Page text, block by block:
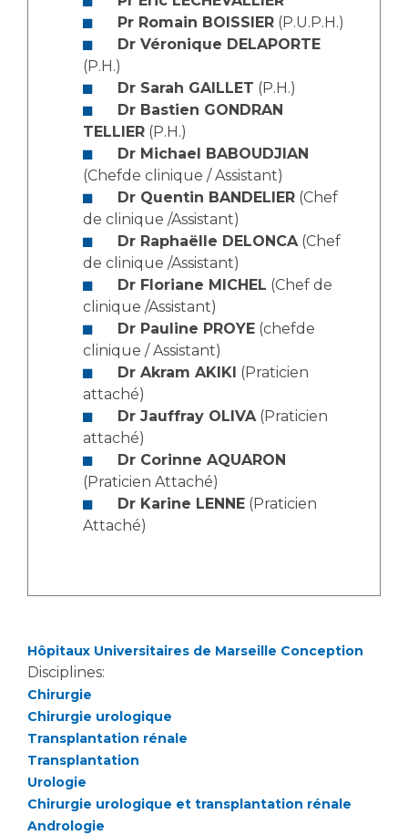
Salon des familles
Transports sanitaires
Vos droits, vos devoirs
Handicap
Handi 13
Pôle Médecine Physique et Réadaptation
Accueil sourds et malentendants
Charte Romain Jacob
Mouvement Parcours Handicap 13
Activité physique
Cancer
Médecine nucléaire
Vos représentants
La Commission Des Usagers (CDU)
Les Comités Locaux des Usagers
Le projet des usagers
Les structures de recherche
Écoles et Instituts de Formation
Plateforme des internes
Professionnels de santé
Adresser un patient
Réseaux de soins
Adresser un examen au Laboratoire de Biologie
Médicale
Radiologie / Imagerie
Cancérologie
Les pôles d'activité médicale
Anatomie et Cytologie Pathologiques
Adresser un examen au Laboratoire d'Infectiologie
Centres de référence Maladies Rares
Plateforme d'Expertise Maladies Rares
Dossiers de presse
Médiathèque
Fournisseurs
Rôles et missions
Liste des marchés conclus
Pr Romain BOISSIER (P.U.P.H.)
Dr Véronique DELAPORTE
(P.H.)
Dr Sarah GAILLET (P.H.)
Dr Bastien GONDRAN
TELLIER (P.H.)
Dr Michael BABOUDJIAN
(Chefde clinique / Assistant)
Dr Quentin BANDELIER (Chef
de clinique /Assistant)
Dr Raphaëlle DELONCA(Chef
de clinique /Assistant)
Dr Floriane MICHEL (Chef de
clinique /Assistant)
Dr Pauline PROYE (chefde
clinique / Assistant)
Dr Akram AKIKI (Praticien
attaché)
Dr Jauffray OLIVA(Praticien
attaché)
Dr Corinne AQUARON
(Praticien Attaché)
Dr Karine LENNE (Praticien
Attaché)
Hôpitaux Universitaires de Marseille Conception
Disciplines:
Chirurgie
Chirurgie urologique
Transplantation rénale
Transplantation
Urologie
Chirurgie urologique et transplantation rénale
Andrologie